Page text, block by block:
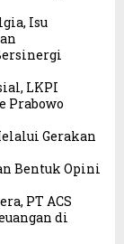
Isu
LKPI
Prabowo
Gerakan
Bentuk Opini
PT ACS
di